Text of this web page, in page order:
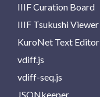
IIIF Curation Board
IIIF Tsukushi Viewer
KuroNet Text Editor
vdiff.js
vdiff-seq.js
JSONkeeper